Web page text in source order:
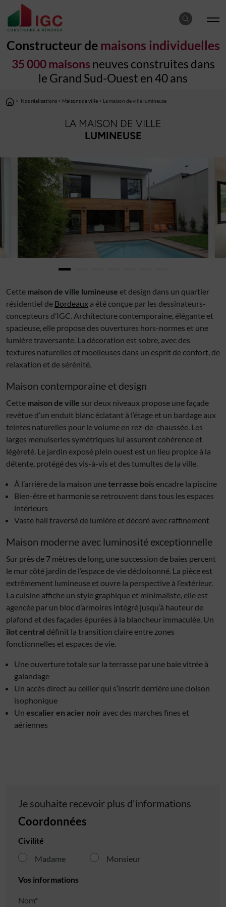
Constructeur de maisons individuelles
35 000 maisons neuves construites dans
le Grand Sud-Ouest en 40 ans
> Nos réalisations > Maisons de ville > La maison de ville lumineuse
LA MAISON DE VILLE
LUMINEUSE
Cette maison de ville lumineuse et design dans un quartier
résidentiel de Bordeaux a été conçue par les dessinateurs-
concepteurs d’IGC. Architecture contemporaine, élégante et
spacieuse, elle propose des ouvertures hors-normes et une
lumière traversante. La décoration est sobre, avec des
textures naturelles et moelleuses dans un esprit de confort, de
relaxation et de sérénité.
Maison contemporaine et design
Cette maison de ville sur deux niveaux propose une façade
revêtue d’un enduit blanc éclatant à l’étage et un bardage aux
teintes naturelles pour le volume en rez-de-chaussée. Les
larges menuiseries symétriques lui assurent cohérence et
légèreté. Le jardin exposé plein ouest est un lieu propice à la
détente, protégé des vis-à-vis et des tumultes de la ville.
À l’arrière de la maison uneterrasse bois encadre la piscine
Bien-être et harmonie se retrouvent dans tous les espaces
intérieurs
Vaste hall traversé de lumière et décoré avec raffinement
Maison moderne avec luminosité exceptionnelle
Sur près de 7 mètres de long, une succession de baies percent
le mur côté jardin de l’espace de vie décloisonné. La pièce est
extrêmement lumineuse et ouvre la perspective à l’extérieur.
La cuisine affiche un style graphique et minimaliste, elle est
agencée par un bloc d’armoires intégré jusqu’à hauteur de
plafond et des façades épurées à la blancheur immaculée. Un
îlot central définit la transition claire entre zones
fonctionnelles et espaces de vie.
Une ouverture totale sur la terrasse par une baie vitrée à
galandage
Un accès direct au cellier qui s’inscrit derrière une cloison
isophonique
Un escalier en acier noir avec des marches fines et
aériennes
Je souhaite recevoir plus d'informations
Coordonnées
Civilité
Madame
Monsieur
Vos informations
Nom*